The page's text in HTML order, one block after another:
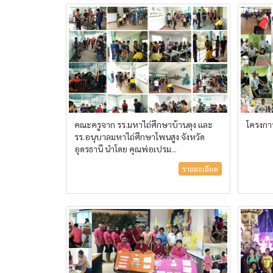
คณะครูจาก รร.มหาไถ่ศึกษาบ้านดุง และ
รร.อนุบาลมหาไถ่ศึกษาโพนสูง จังหวัด
อุดรธานี นำโดย คุณพ่อเปรม...
รายละเอียด
โครงก